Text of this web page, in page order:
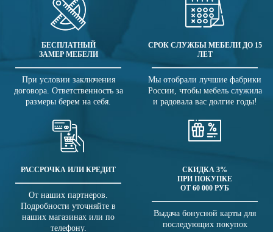
БЕСПЛАТНЫЙ
ЗАМЕР МЕБЕЛИ
При условии заключения
договора. Ответственность за
размеры берем на себя.
СРОК СЛУЖБЫ МЕБЕЛИ ДО 15
ЛЕТ
Мы отобрали лучшие фабрики
России, чтобы мебель служила
и радовала вас долгие годы!
РАССРОЧКА ИЛИ КРЕДИТ
От наших партнеров.
Подробности уточняйте в
наших магазинах или по
телефону.
СКИДКА 3%
ПРИ ПОКУПКЕ
ОТ 60 000 РУБ
Выдача бонусной карты для
последующих покупок